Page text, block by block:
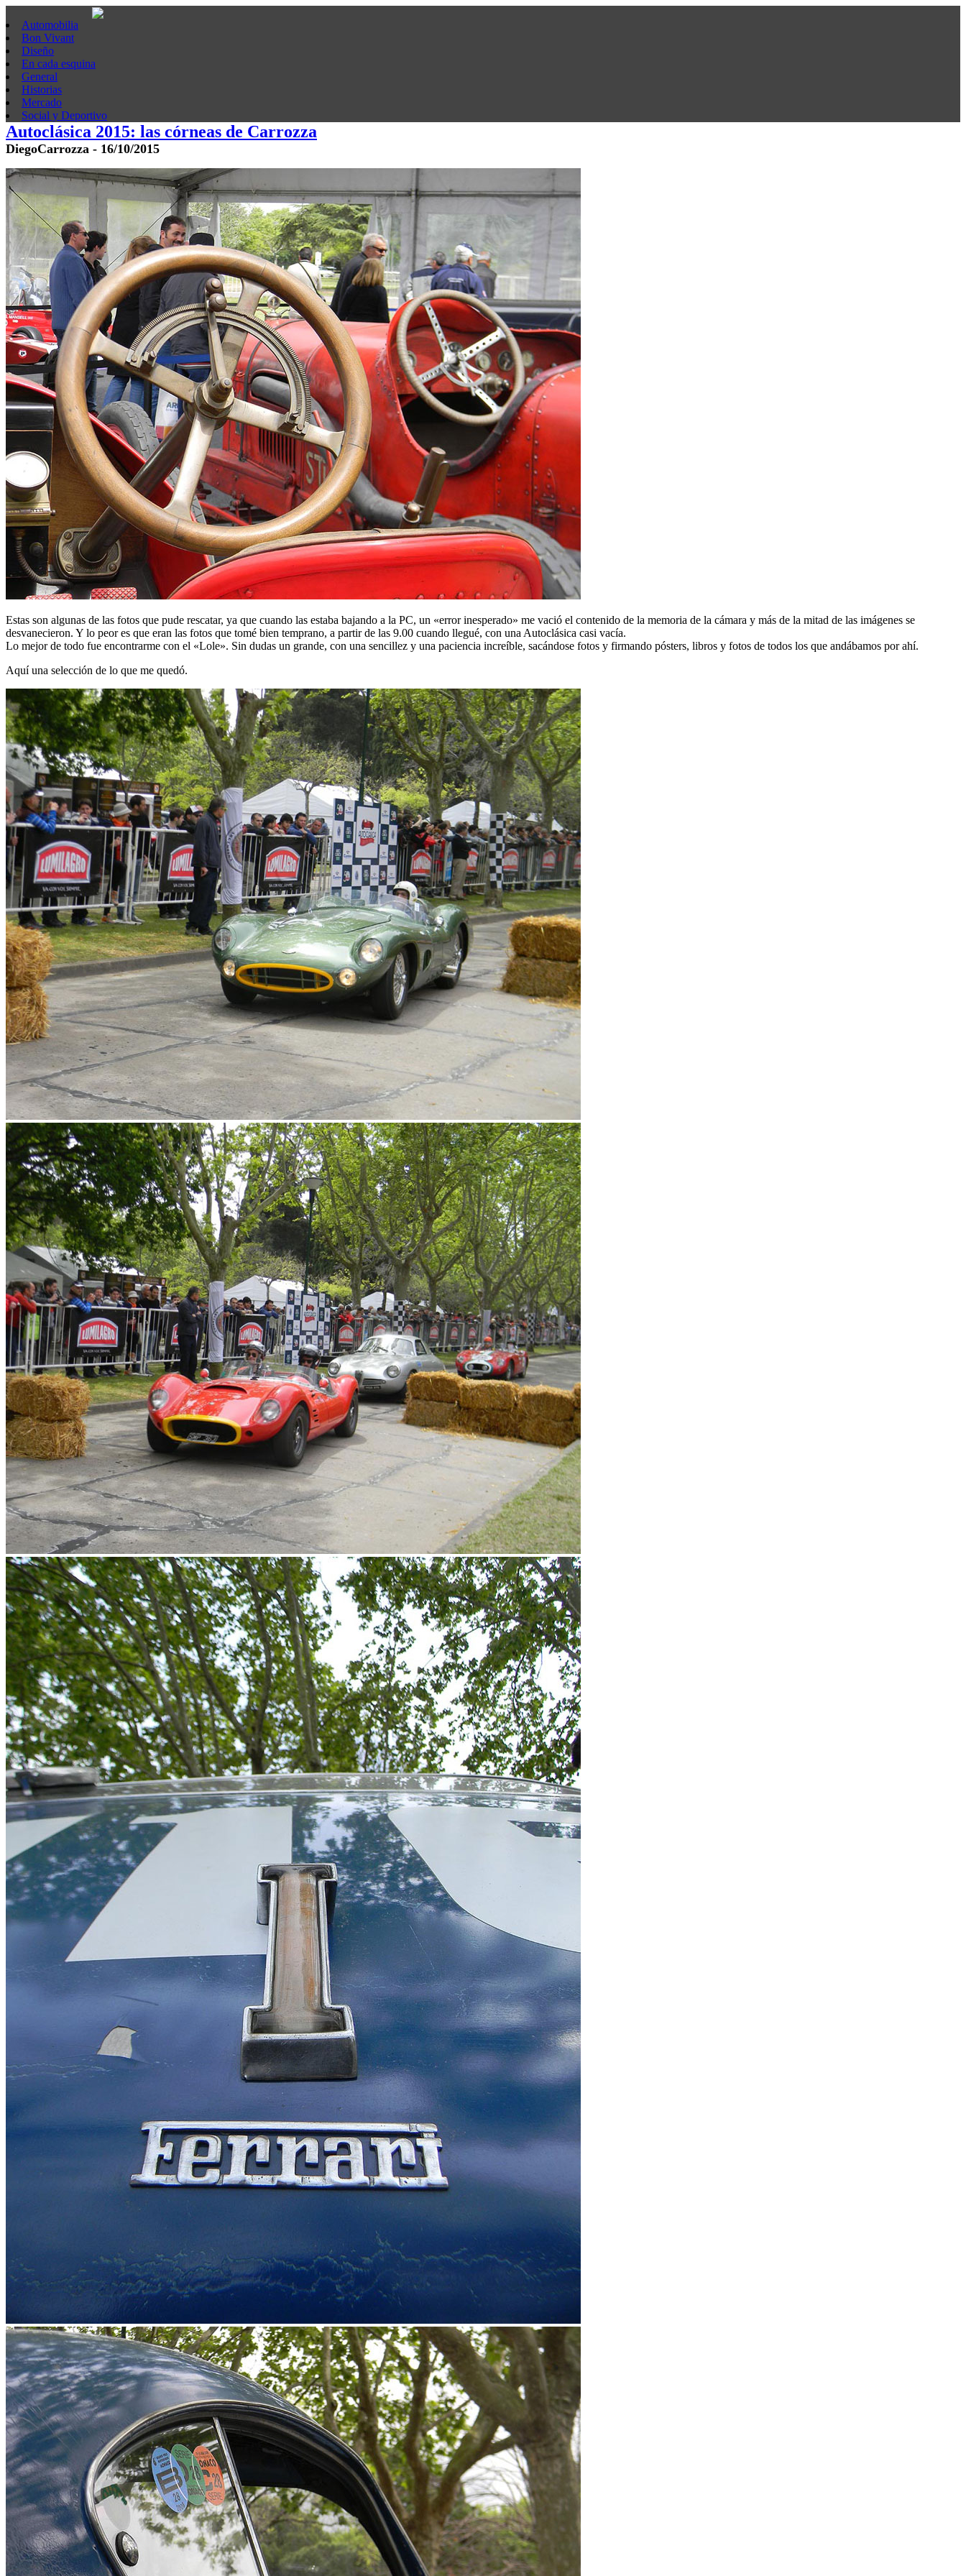
Automobilia
Bon Vivant
Diseño
En cada esquina
General
Historias
Mercado
Social y Deportivo
Autoclásica 2015: las córneas de Carrozza
DiegoCarrozza - 16/10/2015
Estas son algunas de las fotos que pude rescatar, ya que cuando las estaba bajando a la PC, un «error inesperado» me vació el contenido de la memoria de la cámara y más de la mitad de las imágenes se
desvanecieron. Y lo peor es que eran las fotos que tomé bien temprano, a partir de las 9.00 cuando llegué, con una Autoclásica casi vacía.
Lo mejor de todo fue encontrarme con el «Lole». Sin dudas un grande, con una sencillez y una paciencia increíble, sacándose fotos y firmando pósters, libros y fotos de todos los que andábamos por ahí.
Aquí una selección de lo que me quedó.